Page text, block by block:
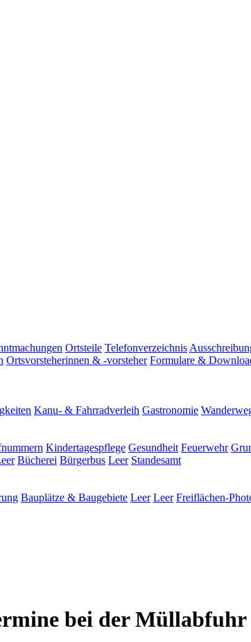
Ortsteile Telefonverzeichnis
Ortsvorsteherinnen & -vorsteher Formulare &
Kanu- & Fahrradverleih Gastronomie
Kindertagespflege Gesundheit Feuerwehr
Bücherei Bürgerbus Leer Standesamt
Bauplätze & Baugebiete Leer Leer Freiflächen-
bei der Müllabfuhr